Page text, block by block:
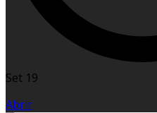
Set 19
Abrir